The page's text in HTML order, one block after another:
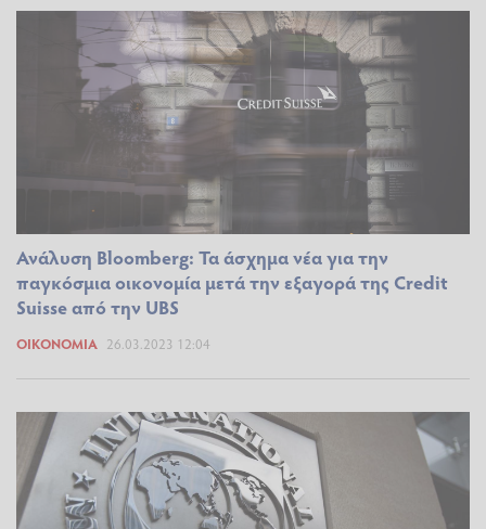
Ανάλυση Bloomberg: Τα άσχημα νέα για την
παγκόσμια οικονομία μετά την εξαγορά της Credit
Suisse από την UBS
ΟΙΚΟΝΟΜΊΑ 26.03.2023 12:04